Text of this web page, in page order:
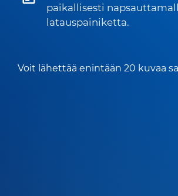
paikallisesti
latauspainiketta.
Voit lähettää enintään 20 kuvaa